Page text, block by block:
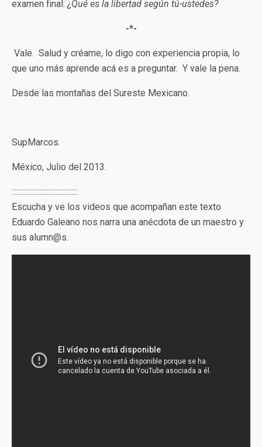
examen final:¿Qué es la libertad según tú-ustedes?
-*-
Vale. Salud y créame, lo digo con experiencia propia, lo
que uno más aprende acá es a preguntar. Y vale la pena.
Desde las montañas del Sureste Mexicano.
SupMarcos.
México, Julio del 2013.
::::::::::::::::::::::::::::::::::::::
Escucha y ve los videos que acompañan este texto
Eduardo Galeano nos narra una anécdota de un maestro y
sus alumn@s.